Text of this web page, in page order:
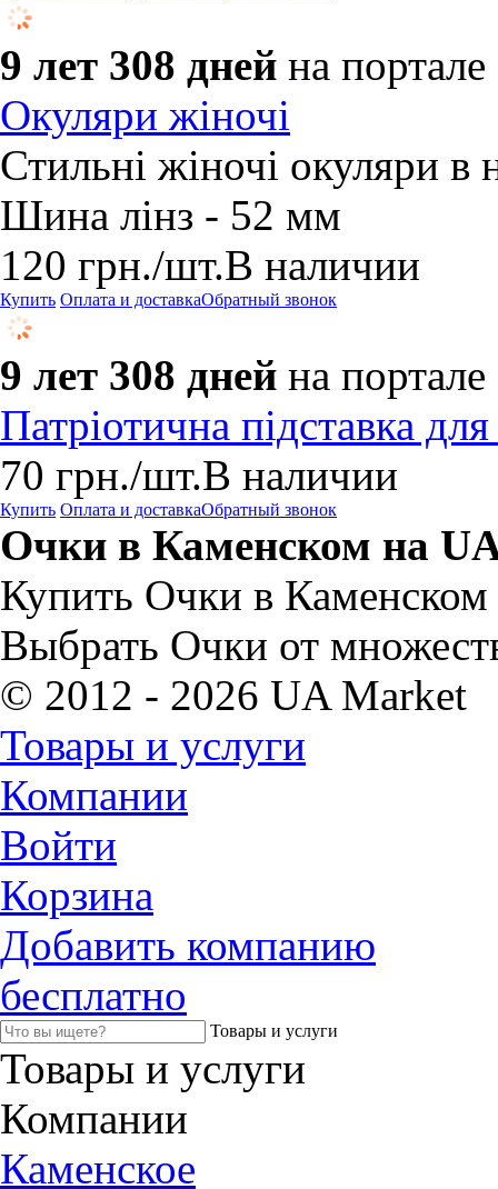
9 лет 308 дней на портале
Окуляри жіночі
Стильні жіночі окуляри в
Шина лінз - 52 мм
120 грн./шт.В наличии
Купить Оплата и доставкаОбратный звонок
9 лет 308 дней на портале
Патріотична підставка
70 грн./шт.В наличии
Купить Оплата и доставкаОбратный звонок
Очки в Каменском на
Купить Очки в
Выбрать Очки от
© 2012 - 2026 UA Market
Товары и услуги
Компании
Войти
Корзина
Добавить компанию
бесплатно
Товары и услуги
Товары и услуги
Компании
Каменское